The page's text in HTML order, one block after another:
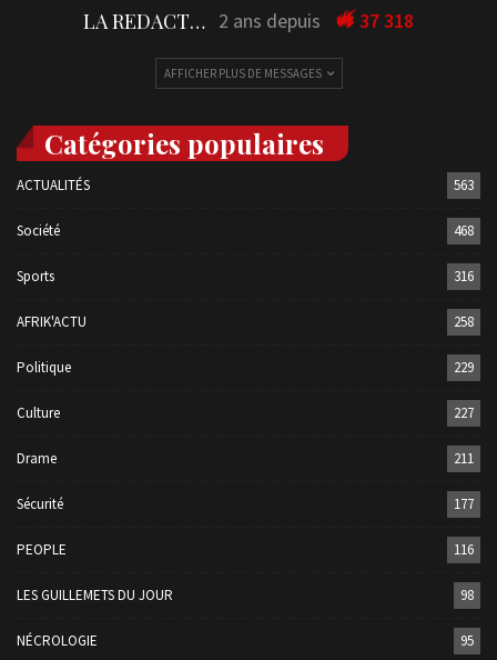
LA REDACTION 2 ans depuis 37 318
AFFICHER PLUS DE MESSAGES
Catégories populaires
ACTUALITÉS 563
Société 468
Sports 316
AFRIK'ACTU 258
Politique 229
Culture 227
Drame 211
Sécurité 177
PEOPLE 116
LES GUILLEMETS DU JOUR 98
NÉCROLOGIE 95